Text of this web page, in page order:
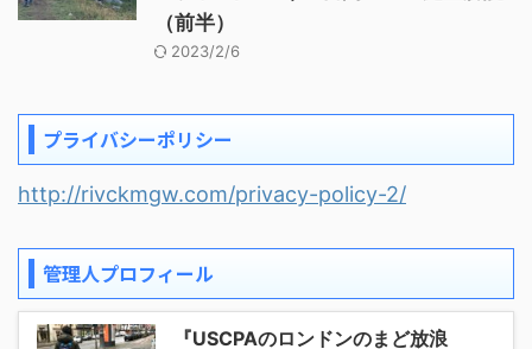
（前半）
2023/2/6
プライバシーポリシー
http://rivckmgw.com/privacy-policy-2/
管理人プロフィール
『USCPAのロンドンのまど放浪